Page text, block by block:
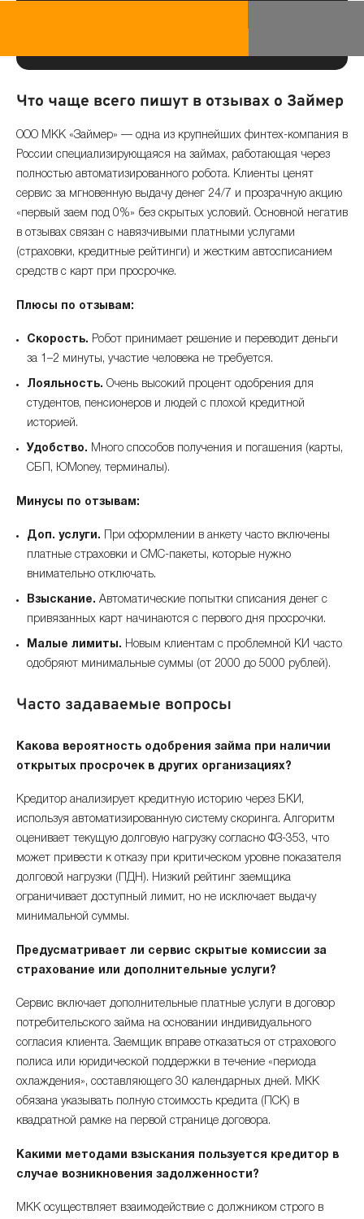
Что чаще всего пишут в отзывах о Займер
ООО МКК «Займер» — одна из крупнейших финтех-компания в
России специализирующаяся на займах, работающая через
полностью автоматизированного робота. Клиенты ценят
сервис за мгновенную выдачу денег 24/7 и прозрачную акцию
«первый заем под 0%» без скрытых условий. Основной негатив
в отзывах связан с навязчивыми платными услугами
(страховки, кредитные рейтинги) и жестким автосписанием
средств с карт при просрочке.
Плюсы по отзывам:
Скорость. Робот принимает решение и переводит деньги
за 1–2 минуты, участие человека не требуется.
Лояльность. Очень высокий процент одобрения для
студентов, пенсионеров и людей с плохой кредитной
историей.
Удобство. Много способов получения и погашения (карты,
СБП, ЮMoney, терминалы).
Минусы по отзывам:
Доп. услуги. При оформлении в анкету часто включены
платные страховки и СМС-пакеты, которые нужно
внимательно отключать.
Взыскание. Автоматические попытки списания денег с
привязанных карт начинаются с первого дня просрочки.
Малые лимиты. Новым клиентам с проблемной КИ часто
одобряют минимальные суммы (от 2000 до 5000 рублей).
Часто задаваемые вопросы
Какова вероятность одобрения займа при наличии
открытых просрочек в других организациях?
Кредитор анализирует кредитную историю через БКИ,
используя автоматизированную систему скоринга. Алгоритм
оценивает текущую долговую нагрузку согласно ФЗ-353, что
может привести к отказу при критическом уровне показателя
долговой нагрузки (ПДН). Низкий рейтинг заемщика
ограничивает доступный лимит, но не исключает выдачу
минимальной суммы.
Предусматривает ли сервис скрытые комиссии за
страхование или дополнительные услуги?
Сервис включает дополнительные платные услуги в договор
потребительского займа на основании индивидуального
согласия клиента. Заемщик вправе отказаться от страхового
полиса или юридической поддержки в течение «периода
охлаждения», составляющего 30 календарных дней. МКК
обязана указывать полную стоимость кредита (ПСК) в
квадратной рамке на первой странице договора.
Какими методами взыскания пользуется кредитор в
случае возникновения задолженности?
МКК осуществляет взаимодействие с должником строго в